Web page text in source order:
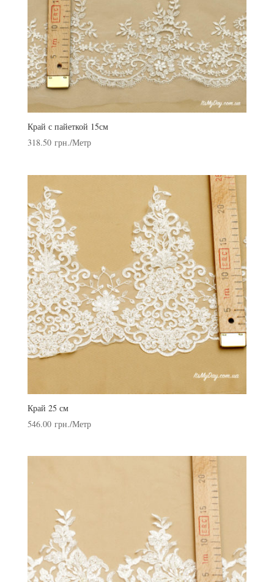
Край с пайеткой 15см
318.50 грн./Метр
Край 25 см
546.00 грн./Метр